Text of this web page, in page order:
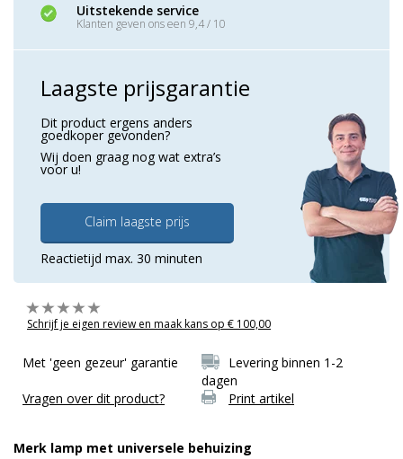
Uitstekende service
Klanten geven ons een 9,4 / 10
Laagste prijsgarantie
Dit product ergens anders
goedkoper gevonden?
Wij doen graag nog wat extra’s
voor u!
Claim laagste prijs
Reactietijd max. 30 minuten
Schrijf je eigen review en maak kans op € 100,00
Met 'geen gezeur' garantie
Levering binnen 1-2
dagen
Vragen over dit product?
Print artikel
Merk lamp met universele behuizing